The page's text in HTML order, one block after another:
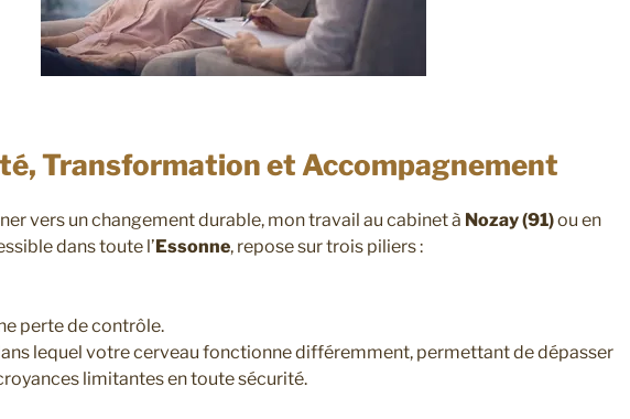
Transformation et Accompagnement
vers un changement durable, mon travail au cabinet à Nozay (91)ou en
dans toute l’Essonne, repose sur trois piliers :
perte de contrôle.
lequel votre cerveau fonctionne différemment, permettant de dépasser
limitantes en toute sécurité.